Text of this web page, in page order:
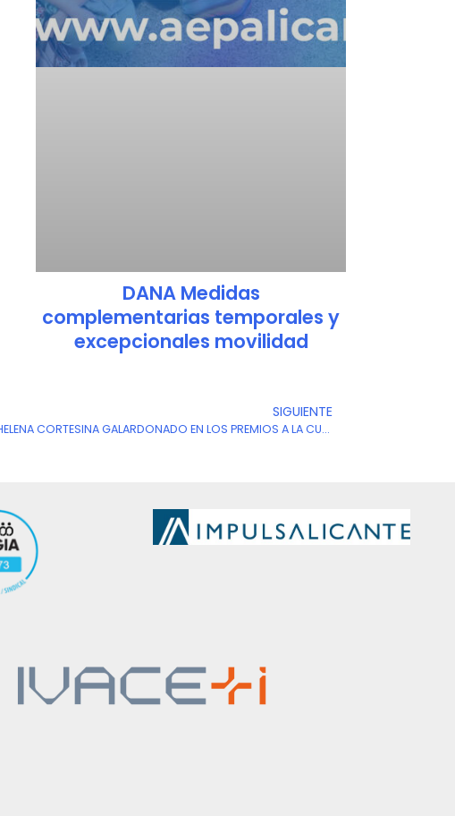
DANA Medidas
complementarias temporales y
excepcionales movilidad
SIGUIENTE
EL FESTIVAL DE CORTOS, HELENA CORTESINA GALARDONADO EN LOS PREMIOS A LA CULTURA ALICANTINA, MIGUEL HERNÁNDEZ 2023